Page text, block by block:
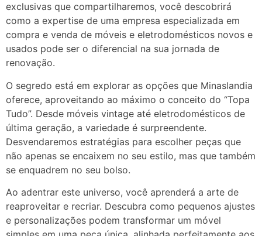
exclusivas que compartilharemos, você descobrirá
como a expertise de uma empresa especializada em
compra e venda de móveis e eletrodomésticos novos e
usados pode ser o diferencial na sua jornada de
renovação.
O segredo está em explorar as opções que Minaslandia
oferece, aproveitando ao máximo o conceito do “Topa
Tudo”. Desde móveis vintage até eletrodomésticos de
última geração, a variedade é surpreendente.
Desvendaremos estratégias para escolher peças que
não apenas se encaixem no seu estilo, mas que também
se enquadrem no seu bolso.
Ao adentrar este universo, você aprenderá a arte de
reaproveitar e recriar. Descubra como pequenos ajustes
e personalizações podem transformar um móvel